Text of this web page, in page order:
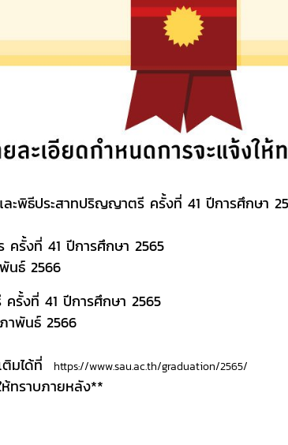
พิธีประสาทปริญญาตรี ครั้งที่ 41 ปีการศึกษา
ที่ 41 ปีการศึกษา 2565
ธ์ 2566
ที่ 41 ปีการศึกษา 2565
นธ์ 2566
มได้ที่
https://www.sau.ac.th/graduation/2565/
ห้ทราบภายหลัง**